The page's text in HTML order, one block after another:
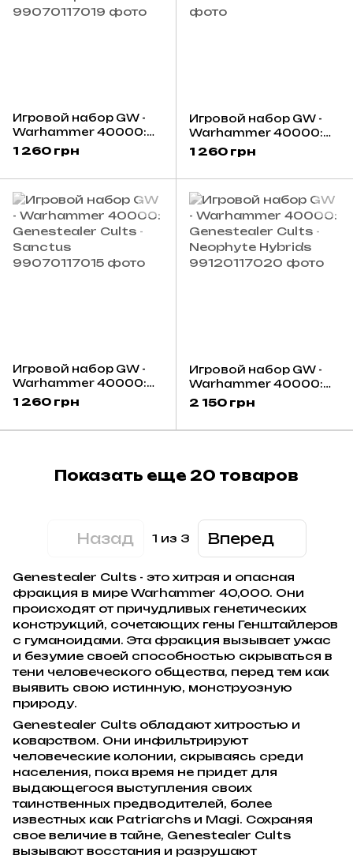
Игровой набор GW -
Warhammer 40000:
Genestealer Cults -
Kelermorph
1 260 грн
Игровой набор GW -
Warhammer 40000:
Genestealer Cults -
1 260 грн
Игровой набор GW -
Warhammer 40000:
Genestealer Cults -
Sanctus
1 260 грн
Игровой набор GW -
Warhammer 40000:
Genestealer Cults -
Neophyte Hybrids
2 150 грн
Показать еще 20 товаров
Назад 1 из 3 Вперед
Genestealer Cults - это хитрая и опасная
фракция в мире Warhammer 40,000. Они
происходят от причудливых генетических
конструкций, сочетающих гены Генштайлеров
с гуманоидами. Эта фракция вызывает ужас
и безумие своей способностью скрываться в
тени человеческого общества, перед тем как
выявить свою истинную, монструозную
природу.
Genestealer Cults обладают хитростью и
коварством. Они инфильтрируют
человеческие колонии, скрываясь среди
населения, пока время не придет для
выдающегося выступления своих
таинственных предводителей, более
известных как Patriarchs и Magi. Сохраняя
свое величие в тайне, Genestealer Cults
вызывают восстания и разрушают